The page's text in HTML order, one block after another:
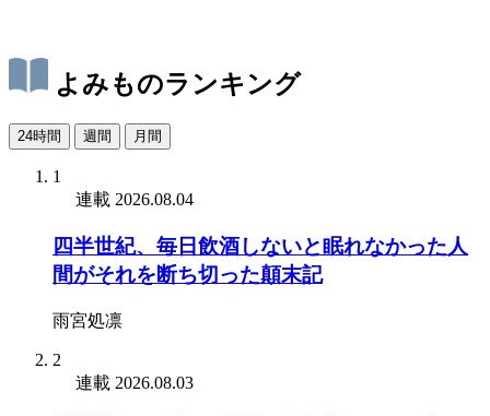
よみものランキング
24時間 週間 月間
1
連載 2026.08.04
四半世紀、毎日飲酒しないと眠れなかった人
間がそれを断ち切った顛末記
雨宮処凛
2
連載 2026.08.03